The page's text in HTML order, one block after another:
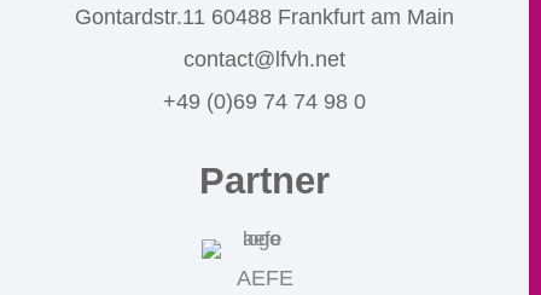
Gontardstr.11 60488 Frankfurt am Main
contact@lfvh.net
+49 (0)69 74 74 98 0
Partner
AEFE